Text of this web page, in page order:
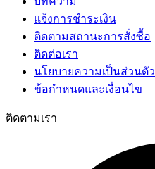
แจ้งการชำระเงิน
ติดตามสถานะการสั่งซื้อ
ติดต่อเรา
นโยบายความเป็นส่วนตัว
ข้อกำหนดและเงื่อนไข
ติดตามเรา